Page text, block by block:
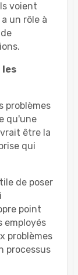
voient
un rôle à
les
problèmes
qu'une
être la
qui
de poser
point
employés
problèmes
processus